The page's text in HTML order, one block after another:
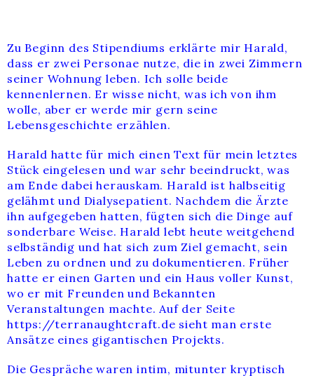
Zu Beginn des Stipendiums erklärte mir Harald,
dass er zwei Personae nutze, die in zwei Zimmern
seiner Wohnung leben. Ich solle beide
kennenlernen. Er wisse nicht, was ich von ihm
wolle, aber er werde mir gern seine
Lebensgeschichte erzählen.
Harald hatte für mich einen Text für mein letztes
Stück eingelesen und war sehr beeindruckt, was
am Ende dabei herauskam. Harald ist halbseitig
gelähmt und Dialysepatient. Nachdem die Ärzte
ihn aufgegeben hatten, fügten sich die Dinge auf
sonderbare Weise. Harald lebt heute weitgehend
selbständig und hat sich zum Ziel gemacht, sein
Leben zu ordnen und zu dokumentieren. Früher
hatte er einen Garten und ein Haus voller Kunst,
wo er mit Freunden und Bekannten
Veranstaltungen machte. Auf der Seite
https://terranaughtcraft.de sieht man erste
Ansätze eines gigantischen Projekts.
Die Gespräche waren intim, mitunter kryptisch